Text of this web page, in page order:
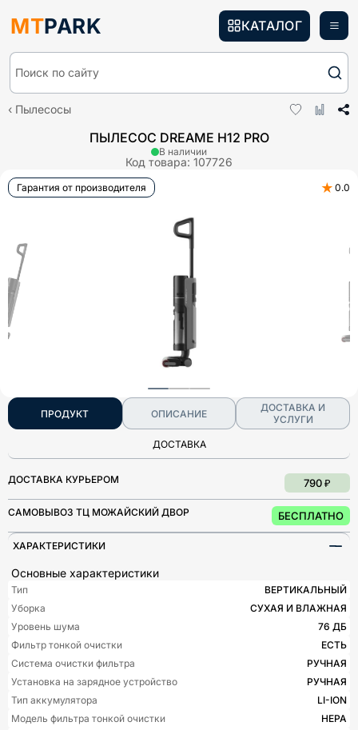
MTPARK
Поиск по сайту
КАТАЛОГ
Пылесосы
ПЫЛЕСОС DREAME H12 PRO
Код товара: 107726
В наличии
Гарантия от производителя ★ 0.0
ПРОДУКТ ОПИСАНИЕ
ДОСТАВКА И
УСЛУГИ
ДОСТАВКА
ДОСТАВКА КУРЬЕРОМ 790 ₽
САМОВЫВОЗ ТЦ МОЖАЙСКИЙ ДВОР БЕСПЛАТНО
ХАРАКТЕРИСТИКИ
Основные характеристики
Тип
ВЕРТИКАЛЬНЫЙ
Уборка
СУХАЯ И ВЛАЖНАЯ
Уровень шума
76 ДБ
Фильтр тонкой очистки
ЕСТЬ
Система очистки фильтра
РУЧНАЯ
Установка на зарядное устройство
РУЧНАЯ
Тип аккумулятора
LI-ION
Модель фильтра тонкой очистки
HEPA